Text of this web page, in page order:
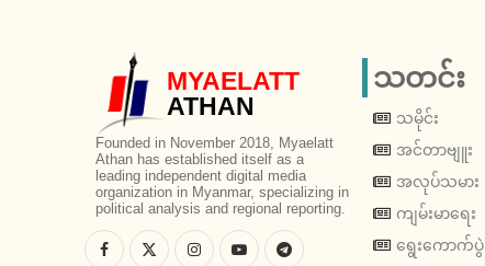
MYAELATT
ATHAN
Founded in November 2018, Myaelatt
Athan has established itself as a
leading independent digital media
organization in Myanmar, specializing in
political analysis and regional reporting.
သတင်း
သမိုင်း
အင်တာဗျူး
အလုပ်သမား
ကျမ်းမာရေး
ရွေးကောက်ပွဲ